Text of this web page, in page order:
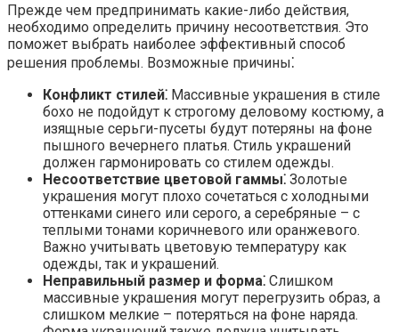
Прежде чем предпринимать какие-либо действия,
необходимо определить причину несоответствия. Это
поможет выбрать наиболее эффективный способ
решения проблемы. Возможные причины⁚
Конфликт стилей⁚ Массивные украшения в стиле
бохо не подойдут к строгому деловому костюму, а
изящные серьги-пусеты будут потеряны на фоне
пышного вечернего платья. Стиль украшений
должен гармонировать со стилем одежды.
Несоответствие цветовой гаммы⁚ Золотые
украшения могут плохо сочетаться с холодными
оттенками синего или серого, а серебряные – с
теплыми тонами коричневого или оранжевого.
Важно учитывать цветовую температуру как
одежды, так и украшений.
Неправильный размер и форма⁚ Слишком
массивные украшения могут перегрузить образ, а
слишком мелкие – потеряться на фоне наряда.